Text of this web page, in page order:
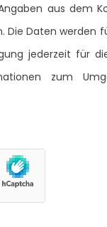
aus dem
Daten werden
jederzeit für
zum